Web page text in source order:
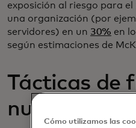
exposición al riesgo para
una organización (por
servidores) en un 30% en
según estimaciones de
Tácticas de
nuevas y
Cómo utilizamos las